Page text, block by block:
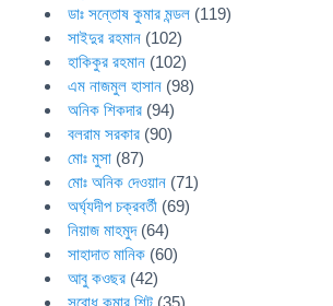
ডাঃ সন্তোষ কুমার মন্ডল (119)
সাইদুর রহমান (102)
হাকিকুর রহমান (102)
এম নাজমুল হাসান (98)
অনিক শিকদার (94)
বলরাম সরকার (90)
মোঃ মুসা (87)
মোঃ অনিক দেওয়ান (71)
অর্ঘ্যদীপ চক্রবর্তী (69)
নিয়াজ মাহমুদ(64)
সাহাদাত মানিক (60)
আবু কওছর (42)
সুবোধ কুমার শিট (35)